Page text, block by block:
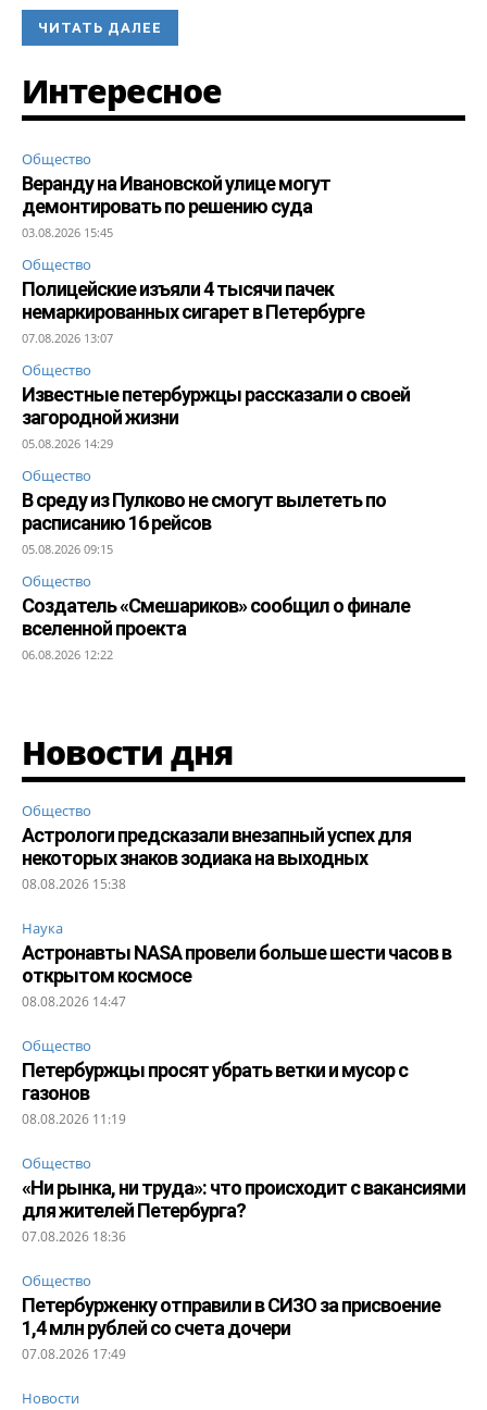
ЧИТАТЬ ДАЛЕЕ
Интересное
Общество
Веранду на Ивановской улице могут
демонтировать по решению суда
03.08.2026 15:45
Общество
Полицейские изъяли 4 тысячи пачек
немаркированных сигарет в Петербурге
07.08.2026 13:07
Общество
Известные петербуржцы рассказали о своей
загородной жизни
05.08.2026 14:29
Общество
В среду из Пулково не смогут вылететь по
расписанию 16 рейсов
05.08.2026 09:15
Общество
Создатель «Смешариков» сообщил о финале
вселенной проекта
06.08.2026 12:22
Новости дня
Общество
Астрологи предсказали внезапный успех для
некоторых знаков зодиака на выходных
08.08.2026 15:38
Наука
Астронавты NASA провели больше шести часов в
открытом космосе
08.08.2026 14:47
Общество
Петербуржцы просят убрать ветки и мусор с
газонов
08.08.2026 11:19
Общество
«Ни рынка, ни труда»: что происходит с вакансиями
для жителей Петербурга?
07.08.2026 18:36
Общество
Петербурженку отправили в СИЗО за присвоение
1,4 млн рублей со счета дочери
07.08.2026 17:49
Новости